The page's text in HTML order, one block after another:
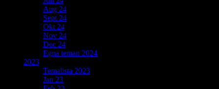
Aug 24
Sept 24
Okt 24
Nov 24
Dec 24
Egna teman 2024
2023
Temalista 2023
Jan 23